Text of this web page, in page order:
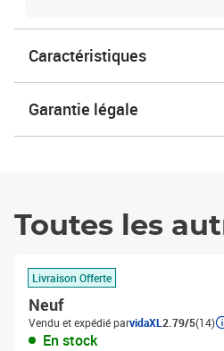
Caractéristiques
Garantie légale
Toutes les
Livraison Offerte
Neuf
Vendu et expédié parvidaXL 2.79/5(14)
En stock